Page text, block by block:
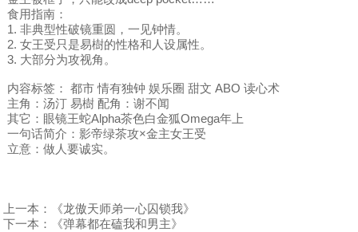
食用指南：
1. 非典型性破镜重圆，一见钟情。
2. 女王受只是易樹的性格和人设属性。
3. 大部分为攻视角。
内容标签： 都市 情有独钟 娱乐圈 甜文 ABO 读心术
主角：汤汀 易樹 配角：谢不闻
其它：眼镜王蛇Alpha茶色白金狐Omega年上
一句话简介：影帝绿茶攻×金主女王受
立意：做人要诚实。
上一本：
《龙傲天师弟一心囚锁我》
下一本：
《弹幕都在磕我和男主》